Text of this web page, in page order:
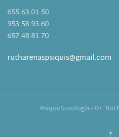
655 63 01 50
953 58 93 60
657 48 81 70
rutharenaspsiquis@gmail.com
PsiqueSexología - Dr.